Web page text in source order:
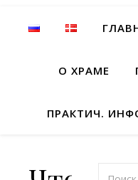
О ХРАМЕ
ПРАКТИЧ.